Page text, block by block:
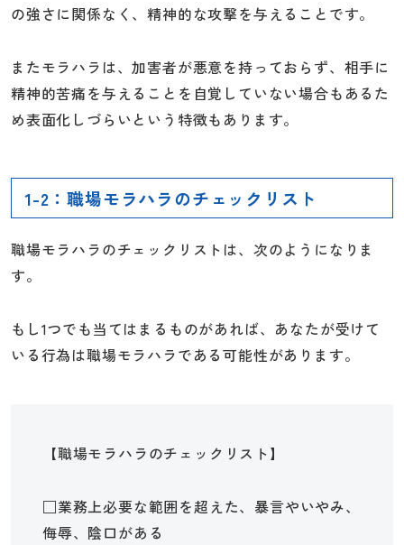
の強さに関係なく、精神的な攻撃を与えることです。
またモラハラは、加害者が悪意を持っておらず、相手に
精神的苦痛を与えることを自覚していない場合もあるた
め表面化しづらいという特徴もあります。
1-2：職場モラハラのチェックリスト
職場モラハラのチェックリストは、次のようになりま
す。
もし1つでも当てはまるものがあれば、あなたが受けて
いる行為は職場モラハラである可能性があります。
【職場モラハラのチェックリスト】
□業務上必要な範囲を超えた、暴言やいやみ、
侮辱、陰口がある